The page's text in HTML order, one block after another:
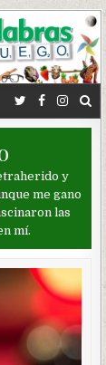
y
me gano
las
mí.